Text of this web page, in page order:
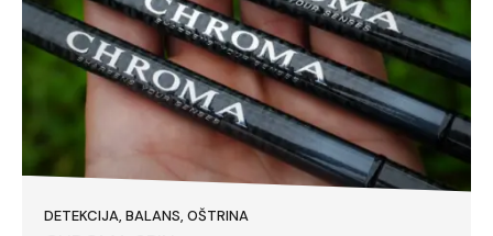
DETEKCIJA, BALANS, OŠTRINA